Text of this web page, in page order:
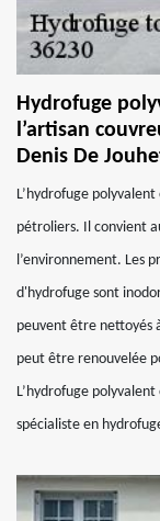
Hydrofuge
l’artisan
Denis De
L’hydrofuge
pétroliers. Il convient
l’environnement. Les
d'hydrofuge sont
peuvent être nettoyés
peut être renouvelée
L’hydrofuge
spécialiste en